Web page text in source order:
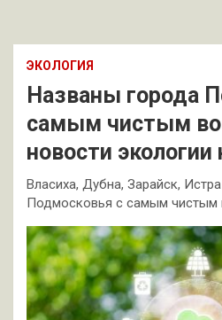
ЭКОЛОГИЯ
Названы города
самым чистым
новости экологии
Власиха, Дубна, Зарайск,
Подмосковья с самым чистым